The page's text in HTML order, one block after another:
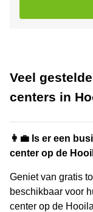
Veel
centers in
👩‍💼 Is er een
center op de
Geniet van gratis
beschikbaar voor
center op de